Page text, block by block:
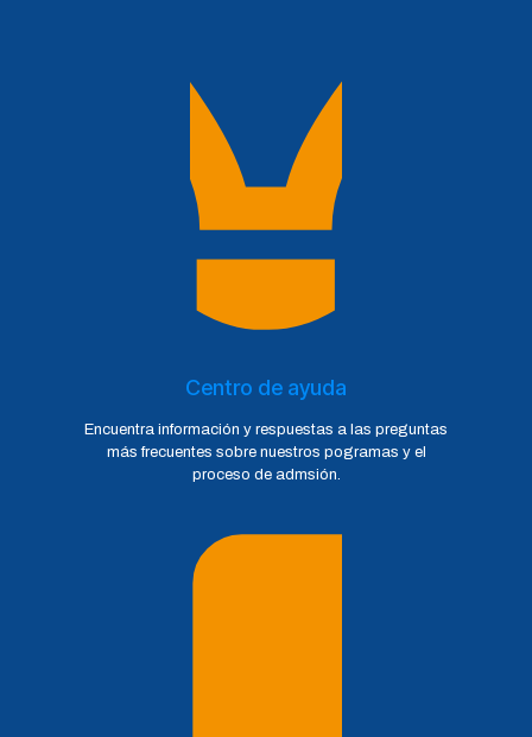
Centro de ayuda
Encuentra información y respuestas a las preguntas
más frecuentes sobre nuestros pogramas y el
proceso de admsión.